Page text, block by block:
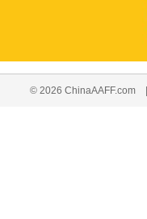
© 2026 ChinaAAFF.com